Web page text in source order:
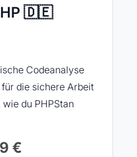
🇩🇪
Codeanalyse
die sichere Arbeit
du PHPStan
€